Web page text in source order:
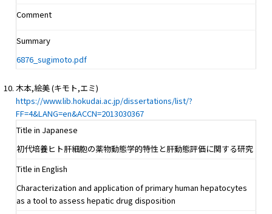
Comment
Summary
6876_sugimoto.pdf
木本,絵美 (キモト,エミ)
https://www.lib.hokudai.ac.jp/dissertations/list/?
FF=4&LANG=en&ACCN=2013030367
Title in Japanese
初代培養ヒト肝細胞の薬物動態学的特性と肝動態評価に関する研究
Title in English
Characterization and application of primary human hepatocytes
as a tool to assess hepatic drug disposition